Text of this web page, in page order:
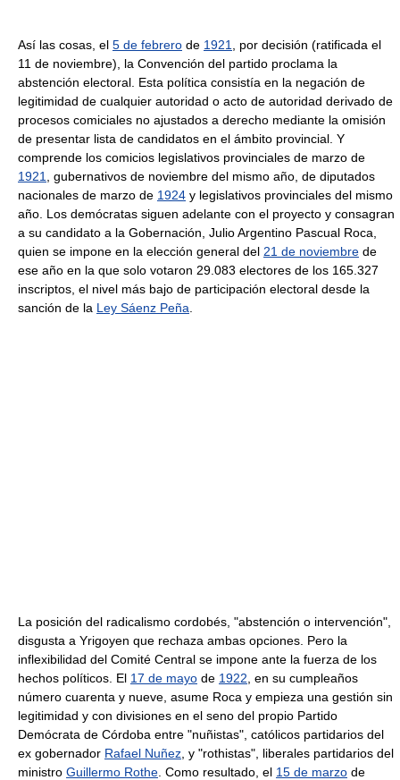
Así las cosas, el 5 de febrero de 1921, por decisión (ratificada el
11 de noviembre), la Convención del partido proclama la
abstención electoral. Esta política consistía en la negación de
legitimidad de cualquier autoridad o acto de autoridad derivado de
procesos comiciales no ajustados a derecho mediante la omisión
de presentar lista de candidatos en el ámbito provincial. Y
comprende los comicios legislativos provinciales de marzo de
1921, gubernativos de noviembre del mismo año, de diputados
nacionales de marzo de 1924 y legislativos provinciales del mismo
año. Los demócratas siguen adelante con el proyecto y consagran
a su candidato a la Gobernación, Julio Argentino Pascual Roca,
quien se impone en la elección general del 21 de noviembre de
ese año en la que solo votaron 29.083 electores de los 165.327
inscriptos, el nivel más bajo de participación electoral desde la
sanción de la Ley Sáenz Peña.
La posición del radicalismo cordobés, "abstención o intervención",
disgusta a Yrigoyen que rechaza ambas opciones. Pero la
inflexibilidad del Comité Central se impone ante la fuerza de los
hechos políticos. El 17 de mayo de 1922, en su cumpleaños
número cuarenta y nueve, asume Roca y empieza una gestión sin
legitimidad y con divisiones en el seno del propio Partido
Demócrata de Córdoba entre "nuñistas", católicos partidarios del
ex gobernador Rafael Nuñez, y "rothistas", liberales partidarios del
ministro Guillermo Rothe. Como resultado, el 15 de marzo de